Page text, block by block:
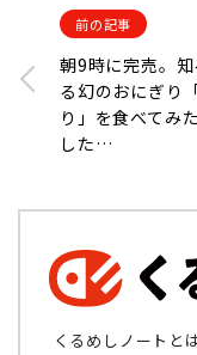
前の記事
朝9時に完売。
る幻のおにぎり
り」を食べてみ
した…
くるめしノートと